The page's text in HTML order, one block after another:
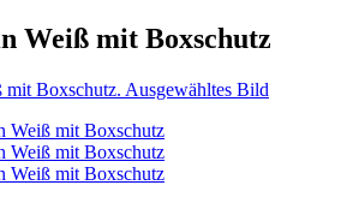
Weiß mit Boxschutz